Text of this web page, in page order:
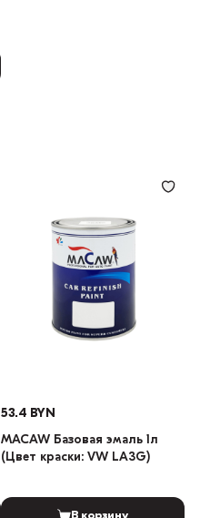
53.4 BYN
MACAW Базовая эмаль 1л
(Цвет краски: VW LA3G)
В корзину